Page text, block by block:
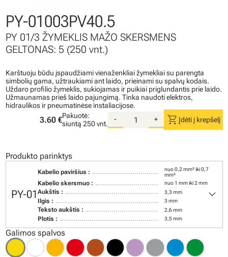
PY-01003PV40.5
PY 01/3 ŽYMEKLIS MAŽO SKERSMENS
GELTONAS: 5 (250 vnt.)
Karštuoju būdu įspaudžiami vienaženkliai žymekliai su parengta
simbolių gama, užtraukiami ant laido, prieinami su spalvų kodais.
Uždaro profilio žymeklis, sukiojamas ir puikiai priglundantis prie laido.
Užmaunamas prieš laido pajungimą. Tinka naudoti elektros,
hidraulikos ir pneumatinėse instaliacijose.
3.60 €Pakuotė:
siuntą 250 vnt.
- + shopping_cart Įdėti į krepšelį
Produkto parinktys
PY-01
Kabelio paviršius :
nuo 0,2 mm² iki 0,7
mm²
Kabelio skersmuo : nuo 1 mm iki 2 mm
Aukštis : 3,3 mm
Ilgis : 3 mm
Teksto aukštis : 2,6 mm
Plotis : 3,5 mm
keyboard_arrow_down
Galimos spalvos